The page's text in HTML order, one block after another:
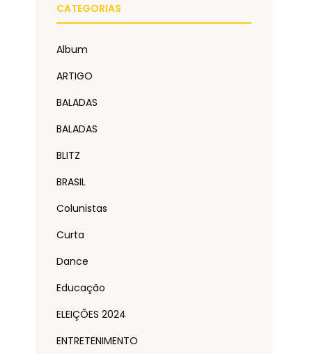
CATEGORIAS
Album
ARTIGO
BALADAS
BALADAS
BLITZ
BRASIL
Colunistas
Curta
Dance
Educação
ELEIÇÕES 2024
ENTRETENIMENTO